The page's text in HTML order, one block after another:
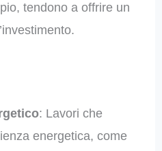
tendono a offrire un
: Lavori che
energetica, come